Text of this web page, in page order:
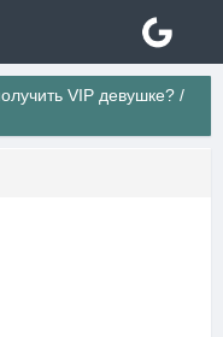
VIP девушке? /